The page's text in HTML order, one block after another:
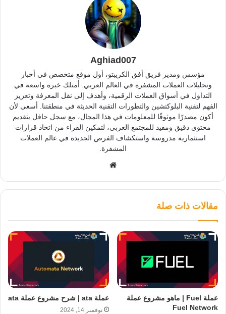
Aghiad007
مؤسس ومدير فريق أفق الكريبتو، أول موقع متخصص في أخبار
وتحليلات العملات المشفرة في العالم العربي. أمتلك خبرة واسعة في
التداول في أسواق العملات الرقمية، وأهدف إلى نقل المعرفة وتعزيز
الفهم لتقنية البلوكتشين والتطورات التقنية الحديثة في منطقتنا. أسعى لأن
أكون مصدرًا موثوقًا للمعلومات في هذا المجال، مع سجل حافل بتقديم
محتوى دقيق ومفيد للمجتمع العربي، لتمكين القراء من اتخاذ قرارات
استثمارية مدروسة واستكشاف الفرص الجديدة في عالم العملات
المشفرة.
مقالات ذات صلة
عملة Fuel | ماهو مشروع عملة
Fuel Network
عملة ata | شرح مشروع عملة ata
نوفمبر 14, 2024